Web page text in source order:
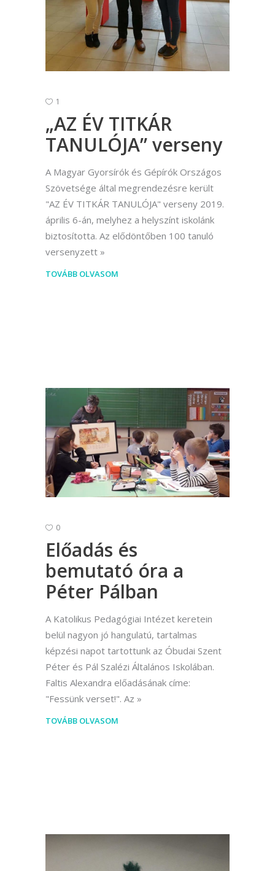
1
„AZ ÉV TITKÁR
TANULÓJA” verseny
A Magyar Gyorsírók és Gépírók Országos
Szövetsége által megrendezésre került
"AZ ÉV TITKÁR TANULÓJA" verseny 2019.
április 6-án, melyhez a helyszínt iskolánk
biztosította. Az elődöntőben 100 tanuló
versenyzett
TOVÁBB OLVASOM
0
Előadás és
bemutató óra a
Péter Pálban
A Katolikus Pedagógiai Intézet keretein
belül nagyon jó hangulatú, tartalmas
képzési napot tartottunk az Óbudai Szent
Péter és Pál Szalézi Általános Iskolában.
Faltis Alexandra előadásának címe:
"Fessünk verset!". Az
TOVÁBB OLVASOM